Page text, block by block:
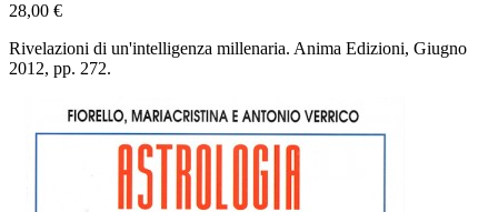
28,00 €
Rivelazioni di un'intelligenza millenaria. Anima Edizioni, Giugno
2012, pp. 272.